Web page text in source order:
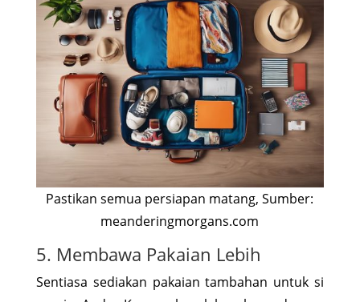
Pastikan semua persiapan matang, Sumber:
meanderingmorgans.com
5. Membawa Pakaian Lebih
Sentiasa sediakan pakaian tambahan untuk si